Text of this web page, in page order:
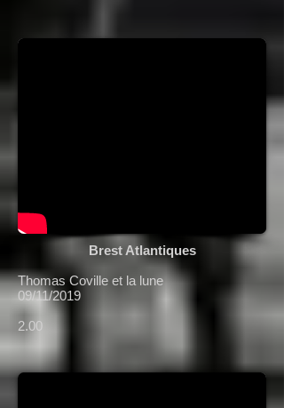
Brest Atlantiques
Thomas Coville et la lune
09/11/2019
2.00